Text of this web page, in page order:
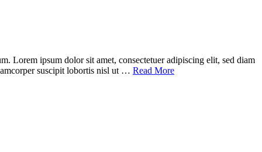
Lorem ipsum dolor sit amet, consectetuer adipiscing elit, sed diam
suscipit lobortis nisl ut … Read More